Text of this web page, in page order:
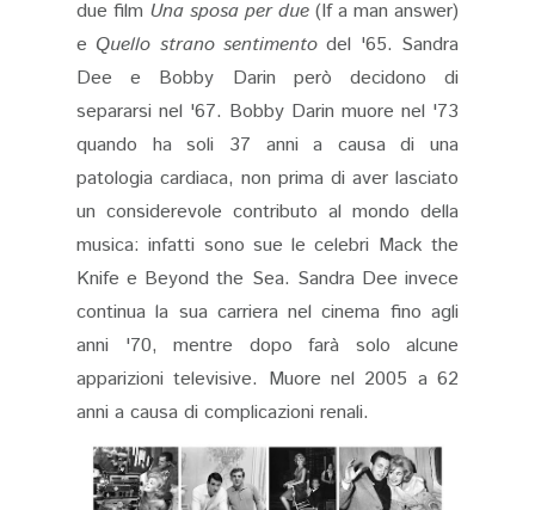
due film Una sposa per due (If a man answer)
e Quello strano sentimentodel '65. Sandra
Dee e Bobby Darin però decidono di
separarsi nel '67. Bobby Darin muore nel '73
quando ha soli 37 anni a causa di una
patologia cardiaca, non prima di aver lasciato
un considerevole contributo al mondo della
musica: infatti sono sue le celebri Mack the
Knife e Beyond the Sea. Sandra Dee invece
continua la sua carriera nel cinema fino agli
anni '70, mentre dopo farà solo alcune
apparizioni televisive. Muore nel 2005 a 62
anni a causa di complicazioni renali.